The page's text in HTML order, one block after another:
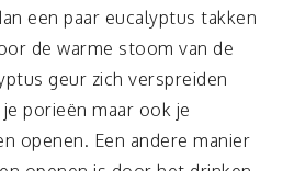
een paar eucalyptus takken
de warme stoom van de
geur zich verspreiden
porieën maar ook je
openen. Een andere manier